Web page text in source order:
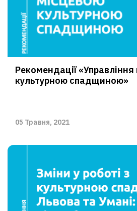
Рекомендації
культурною спадщиною»
05 Травня, 2021